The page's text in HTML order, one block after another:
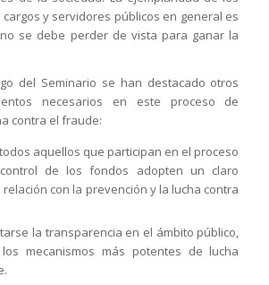
y servidores públicos en general es
se debe perder de vista para ganar la
del Seminario se han destacado otros
necesarios en este proceso de
contra el fraude:
aquellos que participan en el proceso
de los fondos adopten un claro
con la prevención y la lucha contra
la transparencia en el ámbito público,
mecanismos más potentes de lucha